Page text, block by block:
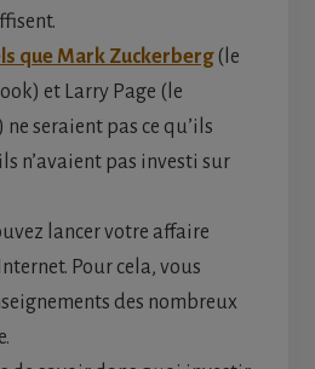
que Mark Zuckerberg(le
et Larry Page (le
seraient pas ce qu’ils
n’avaient pas investi sur
lancer votre affaire
Pour cela, vous
des nombreux